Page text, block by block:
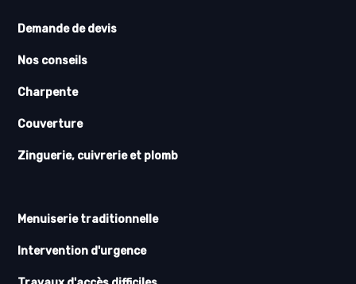
Demande de devis
Nos conseils
Charpente
Couverture
Zinguerie, cuivrerie et plomb
Menuiserie traditionnelle
Intervention d'urgence